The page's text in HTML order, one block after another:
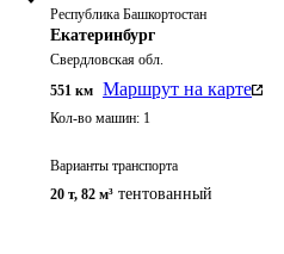
Республика Башкортостан
Екатеринбург
Свердловская обл.
551 км Маршрут на карте
Кол-во машин: 1
Варианты транспорта
20 т, 82 м³ тентованный